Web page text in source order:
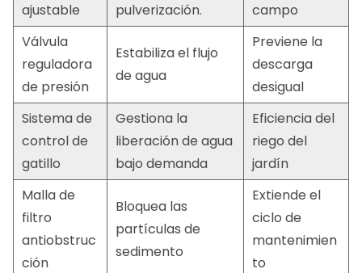
ajustable
pulverización.
campo
Válvula
reguladora
de presión
Estabiliza el flujo
de agua
Previene la
descarga
desigual
Sistema de
control de
gatillo
Gestiona la
liberación de agua
bajo demanda
Eficiencia del
riego del
jardín
Malla de
filtro
antiobstruc
ción
Bloquea las
partículas de
sedimento
Extiende el
ciclo de
mantenimien
to